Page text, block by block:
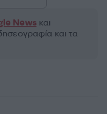
News και
και τα